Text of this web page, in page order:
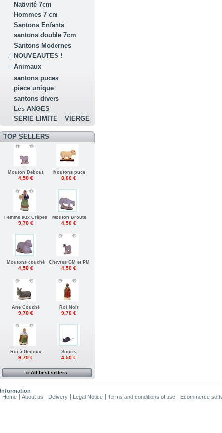
Nativité 7cm
Hommes 7 cm
Santons Enfants
santons double 7cm
Santons Modernes
NOUVEAUTES !
Animaux
santons puces
piece unique
santons divers
Les ANGES
SERIE LIMITE
VIERGE
TOP SELLERS
Mouton Debout
4,50 €
Moutons puce
8,00 €
Femme aux Crèpes
9,70 €
Mouton Broute
4,50 €
Moutons couché
4,50 €
Chevres GM et PM
4,50 €
Ane Couché
9,70 €
Roi Noir
9,70 €
Roi à Genoux
9,70 €
Souris
4,50 €
» All best sellers
Information
Home
About us Delivery Legal Notice Terms and conditions of use Ecommerce